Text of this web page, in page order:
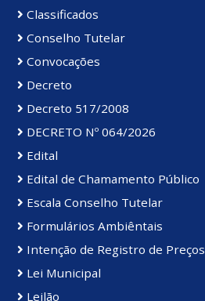
Classificados
Conselho Tutelar
Convocações
Decreto
Decreto 517/2008
DECRETO Nº 064/2026
Edital
Edital de Chamamento Público
Escala Conselho Tutelar
Formulários Ambiêntais
Intenção de Registro de Preços
Lei Municipal
Leilão